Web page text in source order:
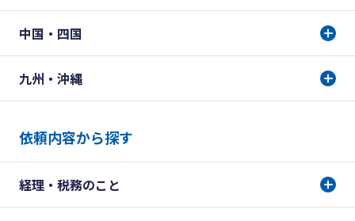
中国・四国
九州・沖縄
依頼内容から探す
経理・税務のこと